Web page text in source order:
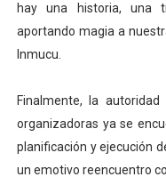
hay una historia, una
aportando magia a
Inmucu.
Finalmente, la
organizadoras ya se
planificación y ejecución
un emotivo reencuentro